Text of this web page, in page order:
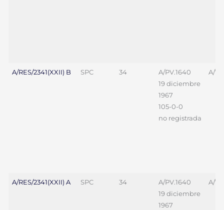
A/RES/2341(XXII) B SPC 34
A/PV.1640
19 diciembre
1967
105-0-0
no registrada
A/
A/RES/2341(XXII) A SPC 34
A/PV.1640
19 diciembre
1967
A/